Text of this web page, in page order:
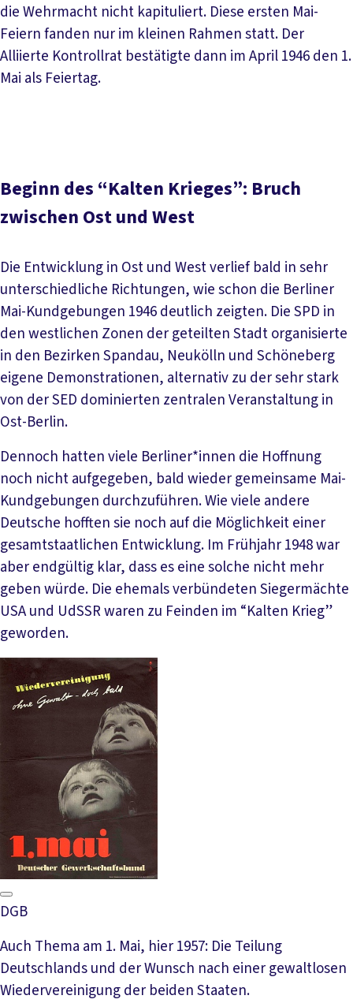
die Wehrmacht nicht kapituliert. Diese ersten Mai-
Feiern fanden nur im kleinen Rahmen statt. Der
Alliierte Kontrollrat bestätigte dann im April 1946 den 1.
Mai als Feiertag.
Beginn des “Kalten Krieges”: Bruch
zwischen Ost und West
Die Entwicklung in Ost und West verlief bald in sehr
unterschiedliche Richtungen, wie schon die Berliner
Mai-Kundgebungen 1946 deutlich zeigten. Die SPD in
den westlichen Zonen der geteilten Stadt organisierte
in den Bezirken Spandau, Neukölln und Schöneberg
eigene Demonstrationen, alternativ zu der sehr stark
von der SED dominierten zentralen Veranstaltung in
Ost-Berlin.
Dennoch hatten viele Berliner*innen die Hoffnung
noch nicht aufgegeben, bald wieder gemeinsame Mai-
Kundgebungen durchzuführen. Wie viele andere
Deutsche hofften sie noch auf die Möglichkeit einer
gesamtstaatlichen Entwicklung. Im Frühjahr 1948 war
aber endgültig klar, dass es eine solche nicht mehr
geben würde. Die ehemals verbündeten Siegermächte
USA und UdSSR waren zu Feinden im “Kalten Krieg”
geworden.
DGB
Auch Thema am 1. Mai, hier 1957: Die Teilung
Deutschlands und der Wunsch nach einer gewaltlosen
Wiedervereinigung der beiden Staaten.